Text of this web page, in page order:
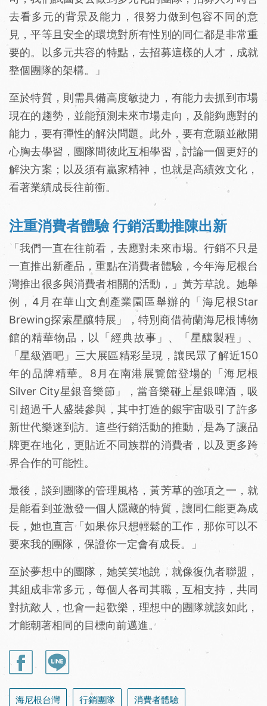
去看多元的背景及能力，很努力做到包容不同的意
見，平等且安全的環境對所有性別的同仁都是非常重
要的。以多元共容的特點，去招募這樣的人才，成就
整個團隊的架構。」
至於特質，則需具備高度敏捷力，有能力去抓到市場
現在的趨勢，並能預測未來市場走向，及能夠應對的
能力，要有彈性的解決問題。此外，要有意願並敝開
心胸去學習，團隊間彼此互相學習，討論一個更好的
解決方案；以及須有贏家精神，也就是高績效文化，
看著業績成長往前衝。
注重消費者體驗 行銷活動推陳出新
「我們一直在往前看，去應對未來市場。行銷不只是
一直推出新產品，重點在消費者體驗，今年海尼根台
灣推出很多與消費者相關的活動，」黃芳草說。她舉
例，4月在華山文創產業園區舉辦的「海尼根Star
Brewing探索星釀特展」，特別商借荷蘭海尼根博物
館的精華物品，以「經典故事」、「星釀製程」、
「星級酒吧」三大展區精彩呈現，讓民眾了解近150
年的品牌精華。8月在南港展覽館登場的「海尼根
Silver City星銀音樂節」，當音樂碰上星銀啤酒，吸
引超過千人盛裝參與，其中打造的銀宇宙吸引了許多
新世代樂迷到訪。這些行銷活動的推動，是為了讓品
牌更在地化，更貼近不同族群的消費者，以及更多跨
界合作的可能性。
最後，談到團隊的管理風格，黃芳草的強項之一，就
是能看到並激發一個人隱藏的特質，讓同仁能更為成
長，她也直言「如果你只想輕鬆的工作，那你可以不
要來我的團隊，保證你一定會有成長。」
至於夢想中的團隊，她笑笑地說，就像復仇者聯盟，
其組成非常多元，每個人各司其職，互相支持，共同
對抗敵人，也會一起歡樂，理想中的團隊就該如此，
才能朝著相同的目標向前邁進。
海尼根台灣 行銷團隊 消費者體驗